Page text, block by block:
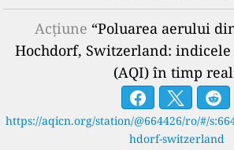
Acțiune “Poluarea aerului
Hochdorf, Switzerland:
(AQI) în timp
https://aqicn.org/station/@664426/ro/#/
hdorf-switzerland